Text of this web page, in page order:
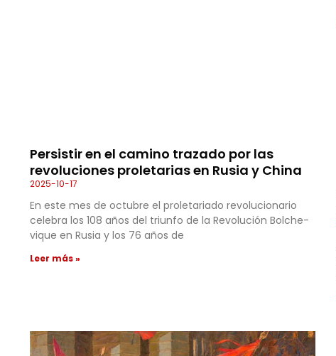
Persistir en el camino trazado por las
revoluciones proletarias en Rusia y China
2025-10-17
En este mes de octubre el proletariado revolucionario
celebra los 108 años del triunfo de la Revolución Bolche­
vique en Rusia y los 76 años de
Leer más »